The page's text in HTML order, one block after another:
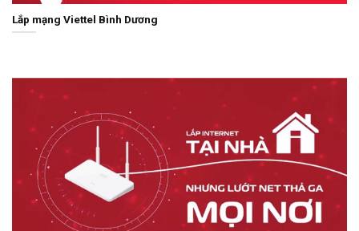
Lắp mạng Viettel Bình Dương